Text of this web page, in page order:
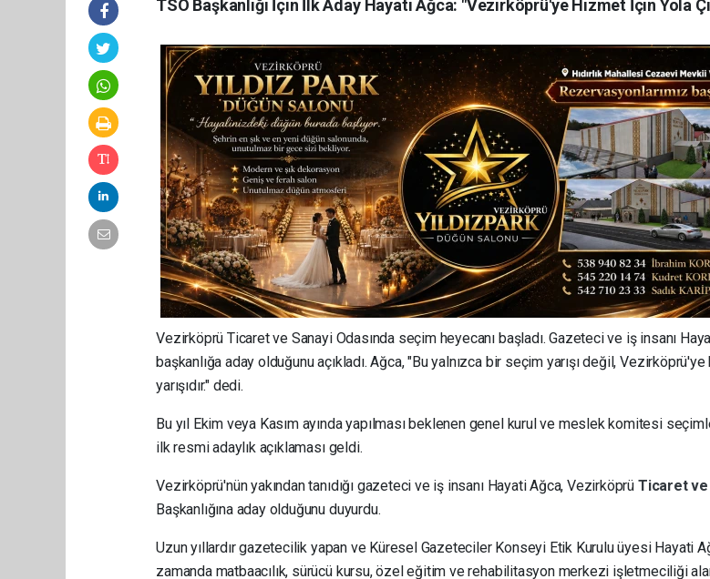
TSO Başkanlığı İçin İlk Aday Hayati Ağca: "Vezirköprü'ye Hizmet İçin Yola
Vezirköprü Ticaret ve Sanayi Odasında seçim heyecanı başladı. Gazeteci ve iş insanı
başkanlığa aday olduğunu açıkladı. Ağca, "Bu yalnızca bir seçim yarışı değil,
yarışıdır." dedi.
Bu yıl Ekim veya Kasım ayında yapılması beklenen genel kurul ve meslek komitesi
ilk resmi adaylık açıklaması geldi.
Vezirköprü'nün yakından tanıdığı gazeteci ve iş insanı Hayati Ağca, Vezirköprü Ticaret ve
Başkanlığına aday olduğunu duyurdu.
Uzun yıllardır gazetecilik yapan ve Küresel Gazeteciler Konseyi Etik Kurulu üyesi Hayati
zamanda matbaacılık, sürücü kursu, özel eğitim ve rehabilitasyon merkezi işletmeciliği